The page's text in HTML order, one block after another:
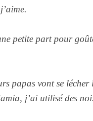
petite part pour
papas vont se
j’ai utilisé des